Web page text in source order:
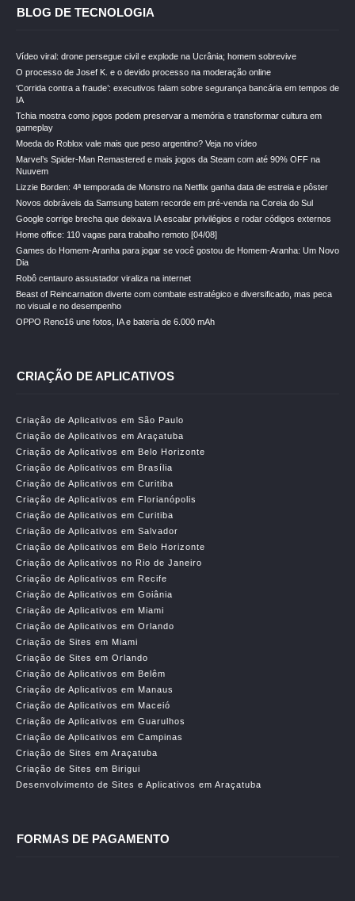
BLOG DE TECNOLOGIA
Vídeo viral: drone persegue civil e explode na Ucrânia; homem sobrevive
O processo de Josef K. e o devido processo na moderação online
‘Corrida contra a fraude’: executivos falam sobre segurança bancária em tempos de
IA
Tchia mostra como jogos podem preservar a memória e transformar cultura em
gameplay
Moeda do Roblox vale mais que peso argentino? Veja no vídeo
Marvel’s Spider-Man Remastered e mais jogos da Steam com até 90% OFF na
Nuuvem
Lizzie Borden: 4ª temporada de Monstro na Netflix ganha data de estreia e pôster
Novos dobráveis da Samsung batem recorde em pré-venda na Coreia do Sul
Google corrige brecha que deixava IA escalar privilégios e rodar códigos externos
Home office: 110 vagas para trabalho remoto [04/08]
Games do Homem-Aranha para jogar se você gostou de Homem-Aranha: Um Novo
Dia
Robô centauro assustador viraliza na internet
Beast of Reincarnation diverte com combate estratégico e diversificado, mas peca
no visual e no desempenho
OPPO Reno16 une fotos, IA e bateria de 6.000 mAh
CRIAÇÃO DE APLICATIVOS
Criação de Aplicativos em São Paulo
Criação de Aplicativos em Araçatuba
Criação de Aplicativos em Belo Horizonte
Criação de Aplicativos em Brasília
Criação de Aplicativos em Curitiba
Criação de Aplicativos em Florianópolis
Criação de Aplicativos em Curitiba
Criação de Aplicativos em Salvador
Criação de Aplicativos em Belo Horizonte
Criação de Aplicativos no Rio de Janeiro
Criação de Aplicativos em Recife
Criação de Aplicativos em Goiânia
Criação de Aplicativos em Miami
Criação de Aplicativos em Orlando
Criação de Sites em Miami
Criação de Sites em Orlando
Criação de Aplicativos em Belêm
Criação de Aplicativos em Manaus
Criação de Aplicativos em Maceió
Criação de Aplicativos em Guarulhos
Criação de Aplicativos em Campinas
Criação de Sites em Araçatuba
Criação de Sites em Birigui
Desenvolvimento de Sites e Aplicativos em Araçatuba
FORMAS DE PAGAMENTO